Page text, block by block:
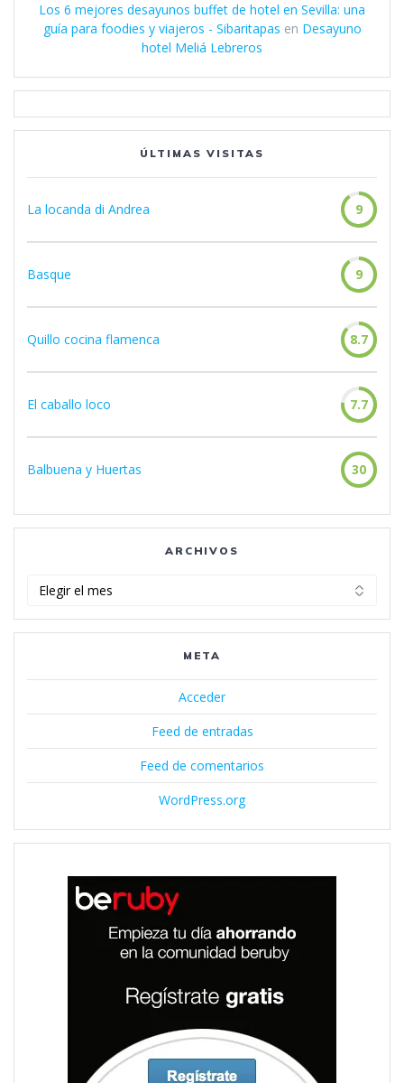
Los 6 mejores desayunos buffet de hotel en Sevilla: una
guía para foodies y viajeros - Sibaritapas en Desayuno
hotel Meliá Lebreros
ÚLTIMAS VISITAS
La locanda di Andrea 9
Basque 9
Quillo cocina flamenca 8.7
El caballo loco 7.7
Balbuena y Huertas 30
ARCHIVOS
META
Acceder
Feed de entradas
Feed de comentarios
WordPress.org